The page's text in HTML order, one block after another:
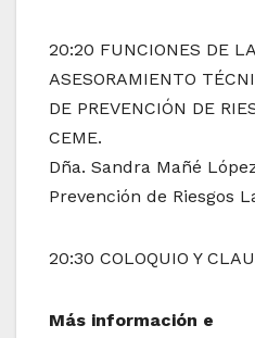
20:20 FUNCIONES DE
ASESORAMIENTO
DE PREVENCIÓN DE
CEME.
Dña. Sandra Mañé
Prevención de Riesgos
20:30 COLOQUIO Y
Más información e